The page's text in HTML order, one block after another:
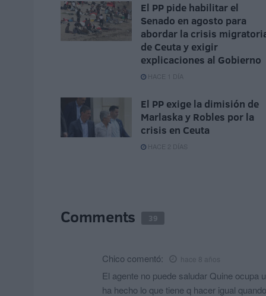
El PP pide habilitar el
Senado en agosto para
abordar la crisis
de Ceuta y exigir
explicaciones al Gobierno
HACE 1 DÍA
El PP exige la dimisión de
Marlaska y Robles por la
crisis en Ceuta
HACE 2 DÍAS
Comments 39
Chico comentó: hace 8 años
El agente no puede saludar Quine ocupa
ha hecho lo que tiene q hacer igual